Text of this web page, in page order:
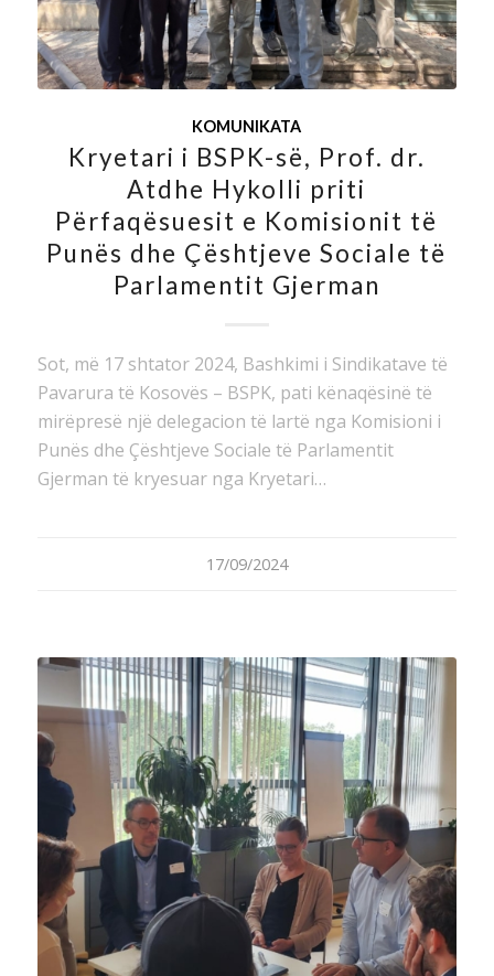
KOMUNIKATA
Kryetari i BSPK-së, Prof. dr.
Atdhe Hykolli priti
Përfaqësuesit e Komisionit të
Punës dhe Çështjeve Sociale të
Parlamentit Gjerman
Sot, më 17 shtator 2024, Bashkimi i Sindikatave të
Pavarura të Kosovës – BSPK, pati kënaqësinë të
mirëpresë një delegacion të lartë nga Komisioni i
Punës dhe Çështjeve Sociale të Parlamentit
Gjerman të kryesuar nga Kryetari…
17/09/2024